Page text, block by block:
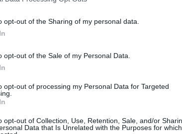
opt-out of the Sharing of my personal data.
opt-out of the Sale of my Personal Data.
opt-out of processing my Personal Data for Targeted
opt-out of Collection, Use, Retention, Sale, and/or
Data that Is Unrelated with the Purposes for
się następująco:
Izako Boars